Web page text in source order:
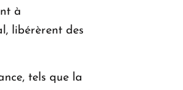
à
libérèrent des
tels que la